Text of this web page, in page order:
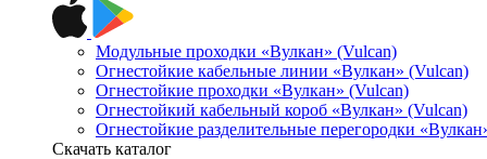
Модульные проходки «Вулкан» (Vulcan)
Огнестойкие кабельные линии «Вулкан» (Vulcan)
Огнестойкие проходки «Вулкан» (Vulcan)
Огнестойкий кабельный короб «Вулкан» (Vulcan)
Огнестойкие разделительные перегородки
Скачать каталог